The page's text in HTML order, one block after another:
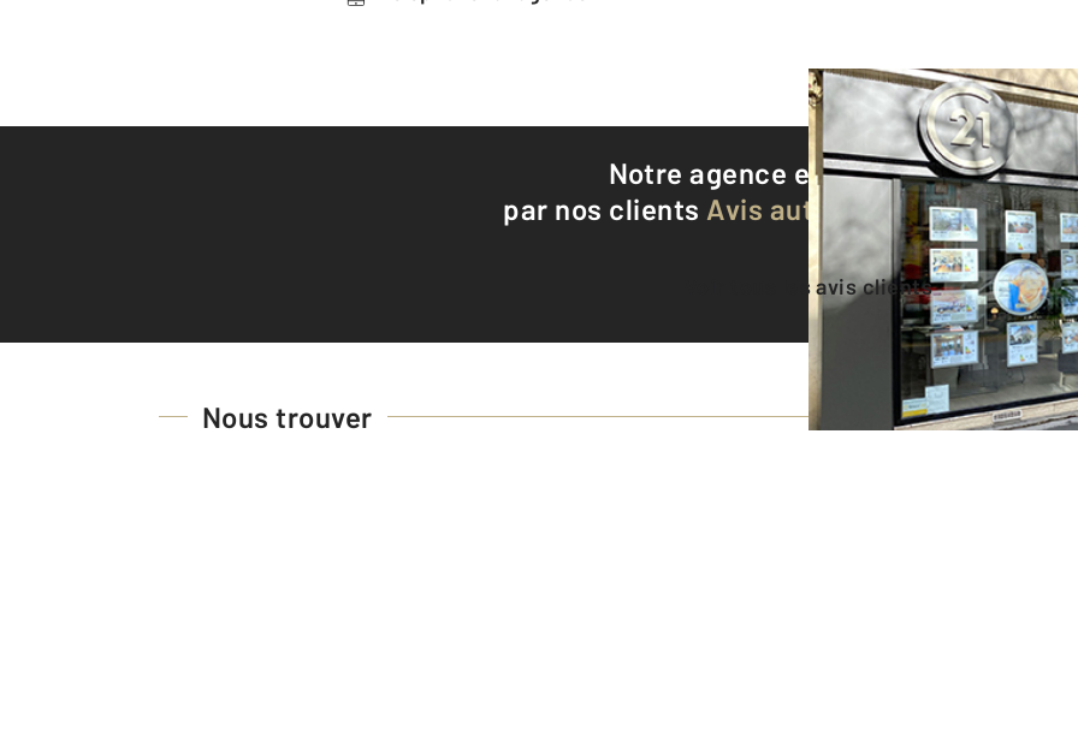
Notre agence est notée9,4/10
par nos clients Avis authentifiés par
Voir tous les avis clients
Nous trouver